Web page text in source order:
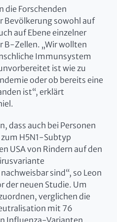
die Forschenden
Bevölkerung sowohl auf
auf Ebene einzelner
B-Zellen. „Wir wollten
Immunsystem
ist wie zu
oder ob bereits eine
ist“, erklärt
dass auch bei Personen
H5N1-Subtyp
USA von Rindern auf den
sind“, so Leon
der neuen Studie. Um
verglichen die
mit 76